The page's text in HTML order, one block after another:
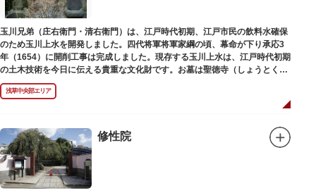
玉川兄弟（庄右衛門・清右衛門）は、江戸時代初期、江戸市民の飲料水確保
のため玉川上水を開発しました。四代将軍将軍家綱の頃、幕命が下り承応3
年（1654）に開削工事は完成しました。現存する玉川上水は、江戸時代初期
の土木技術を今日に伝える貴重な文化財です。お墓は聖徳寺（しょうとく
じ）にあります。
浅草中央部エリア
修性院